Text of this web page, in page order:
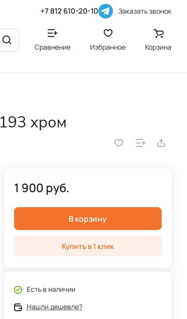
+7 812 610-20-10 Заказать звонок
Сравнение Избранное Корзина
хром
1 900 руб.
В корзину
Купить в 1 клик
Есть в наличии
Нашли дешевле?